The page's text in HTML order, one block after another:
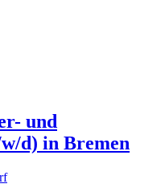
und
d) in Bremen